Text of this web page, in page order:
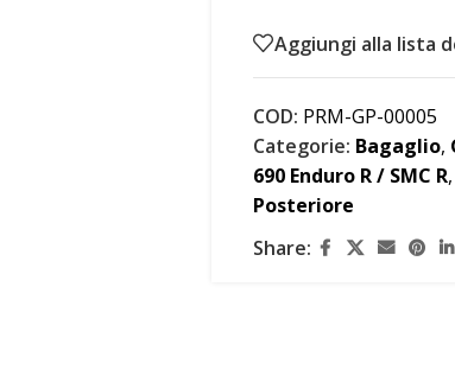
Aggiungi alla lista
COD: PRM-GP-00005
Categorie: Bagaglio,
690 Enduro R / SMC R,
Posteriore
Share: